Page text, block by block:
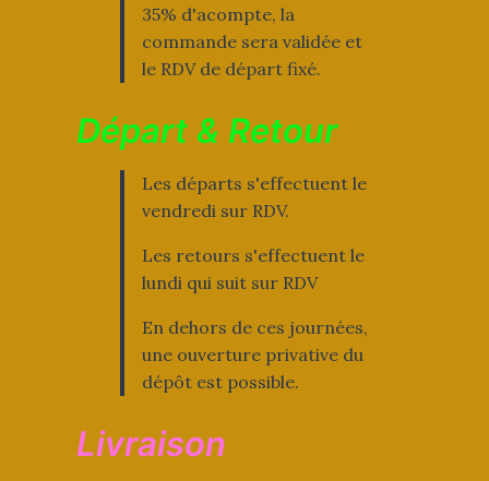
35% d'acompte, la
commande sera validée et
le RDV de départ fixé.
Départ & Retour
Les départs s'effectuent le
vendredi sur RDV.
Les retours s'effectuent le
lundi qui suit sur RDV
En dehors de ces journées,
une ouverture privative du
dépôt est possible.
Livraison